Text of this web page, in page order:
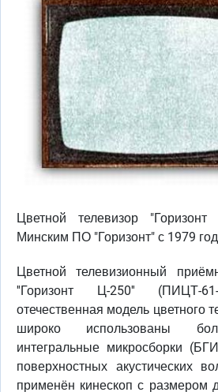
Цветной телевизор
Минским ПО "Горизонт" с 1979
Цветной телевизионный
''Горизонт Ц-250'' (ПИЦТ-
отечественная модель цветного
широко использованы
интегральные микросборки
поверхностных акустических
применён кинескоп с размером